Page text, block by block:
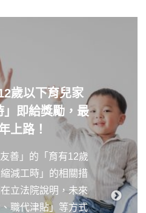
歲以下育兒家
」即給獎勵，最
上路！
善」的「育有12歲
減工時」的相關措
立法院說明，未來
職代津貼」等方式